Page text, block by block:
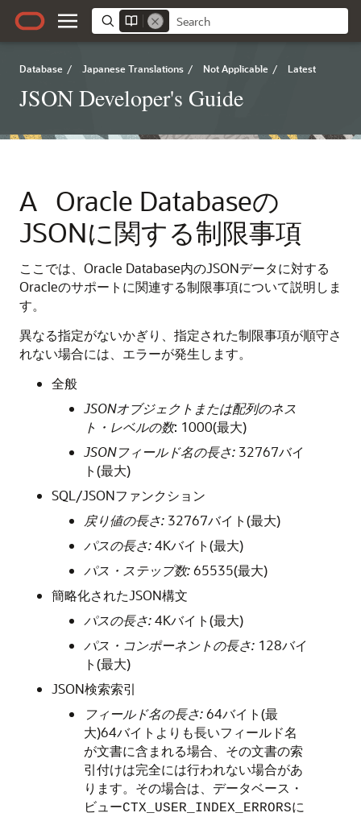
Database / Japanese Translations / Not Applicable / Latest
JSON Developer's Guide
A Oracle Databaseの
JSONに関する制限事項
ここでは、Oracle Database内のJSONデータに対する
Oracleのサポートに関連する制限事項について説明しま
す。
異なる指定がないかぎり、指定された制限事項が順守さ
れない場合には、エラーが発生します。
全般
JSONオブジェクトまたは配列のネス
ト・レベルの数: 1000(最大)
JSONフィールド名の長さ: 32767バイ
ト(最大)
SQL/JSONファンクション
戻り値の長さ: 32767バイト(最大)
パスの長さ:4Kバイト(最大)
パス・ステップ数:65535(最大)
簡略化されたJSON構文
パスの長さ:4Kバイト(最大)
パス・コンポーネントの長さ: 128バイ
ト(最大)
JSON検索索引
フィールド名の長さ:64バイト(最
大)64バイトよりも長いフィールド名
が文書に含まれる場合、その文書の索
引付けは完全には行われない場合があ
ります。その場合は、データベース・
ビューCTX_USER_INDEX_ERRORSに